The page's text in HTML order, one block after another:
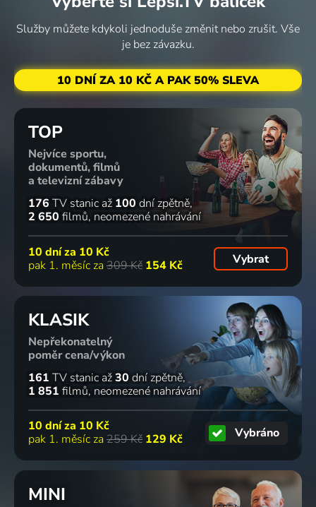
Služby můžete kdykoli jednoduše změnit nebo zrušit. Vše
je bez závazku.
10 DNÍ ZA 10 KČ A PAK 50% SLEVA
TOP
Nejvíce sportu,
dokumentů, filmů
a televizní zábavy
176 TV stanic až 100 dní zpětně
2 650 filmů neomezené nahrávání
10 dní za 10 Kč
pak 1. měsíc za 309 Kč 154 Kč Vybrat
KLASIK
Nepřekonatelný
poměr cena/výkon
161 TV stanic až30 dní zpětně
1 851 filmů neomezené nahrávání
10 dní za 10 Kč
pak 1. měsíc za 259 Kč 129 Kč Vybráno
MINI